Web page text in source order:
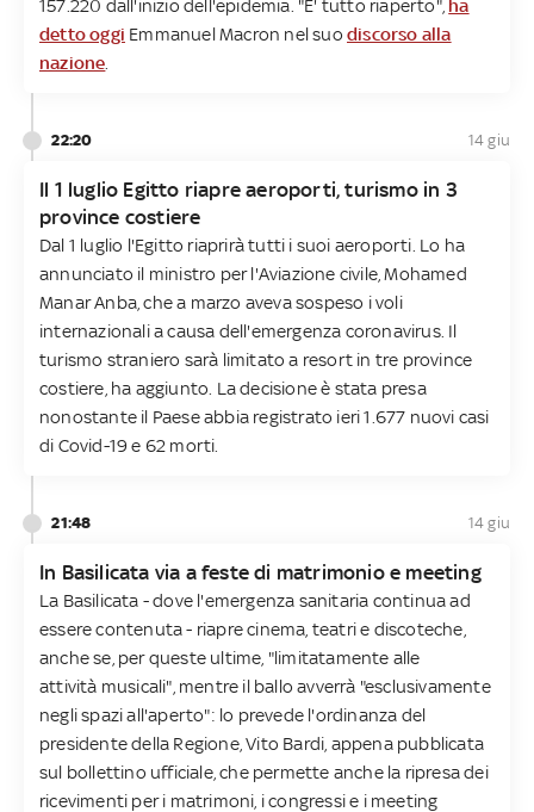
157.220 dall'inizio dell'epidemia. "E' tutto riaperto", ha
detto oggi Emmanuel Macron nel suo discorso alla
nazione
22:20 14 giu
Il 1 luglio Egitto riapre aeroporti, turismo in 3
province costiere
Dal 1 luglio l'Egitto riaprirà tutti i suoi aeroporti. Lo ha
annunciato il ministro per l'Aviazione civile, Mohamed
Manar Anba, che a marzo aveva sospeso i voli
internazionali a causa dell'emergenza coronavirus. Il
turismo straniero sarà limitato a resort in tre province
costiere, ha aggiunto. La decisione è stata presa
nonostante il Paese abbia registrato ieri 1.677 nuovi casi
di Covid-19 e 62 morti.
21:48 14 giu
In Basilicata via a feste di matrimonio e meeting
La Basilicata - dove l'emergenza sanitaria continua ad
essere contenuta - riapre cinema, teatri e discoteche,
anche se, per queste ultime, "limitatamente alle
attività musicali", mentre il ballo avverrà "esclusivamente
negli spazi all'aperto": lo prevede l'ordinanza del
presidente della Regione, Vito Bardi, appena pubblicata
sul bollettino ufficiale, che permette anche la ripresa dei
ricevimenti per i matrimoni, i congressi e i meeting